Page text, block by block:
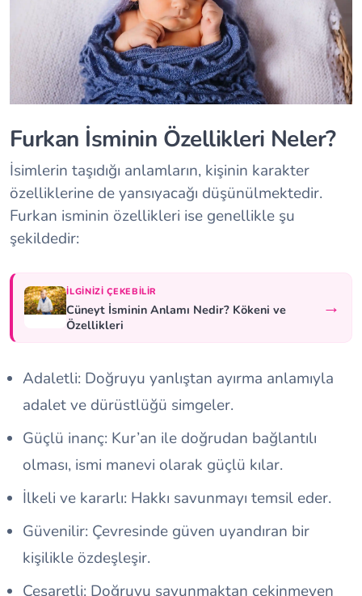
Furkan İsminin Özellikleri Neler?
İsimlerin taşıdığı anlamların, kişinin karakter
özelliklerine de yansıyacağı düşünülmektedir.
Furkan isminin özellikleri ise genellikle şu
şekildedir:
İLGINIZI ÇEKEBILIR
Cüneyt İsminin Anlamı Nedir? Kökeni ve
Özellikleri
→
Adaletli: Doğruyu yanlıştan ayırma anlamıyla
adalet ve dürüstlüğü simgeler.
Güçlü inanç: Kur’an ile doğrudan bağlantılı
olması, ismi manevi olarak güçlü kılar.
İlkeli ve kararlı: Hakkı savunmayı temsil eder.
Güvenilir: Çevresinde güven uyandıran bir
kişilikle özdeşleşir.
Cesaretli: Doğruyu savunmaktan çekinmeyen